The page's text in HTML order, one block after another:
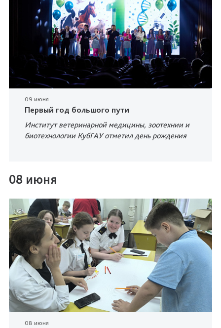
09 июня
Первый год большого пути
Институт ветеринарной медицины, зоотехнии и
биотехнологии КубГАУ отметил день рождения
08 июня
08 июня